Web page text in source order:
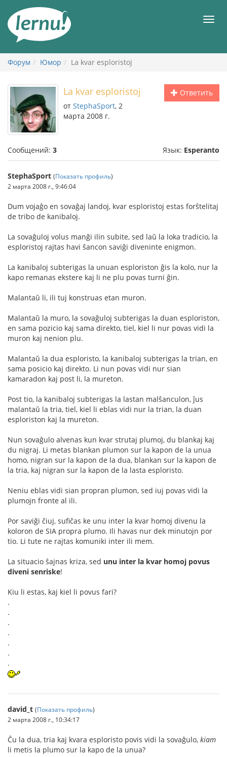
содержанию
Форум Юмор La kvar esploristoj
Ответить
La kvar esploristoj
от StephaSport, 2
марта 2008 г.
Сообщений: 3 Язык: Esperanto
StephaSport (Показать профиль)
2 марта 2008 г., 9:46:04
Dum vojaĝo en sovaĝaj landoj, kvar esploristoj estas forŝtelitaj
de tribo de kanibaloj.
La sovaĝuloj volus manĝi ilin subite, sed laŭ la loka tradicio, la
esploristoj rajtas havi ŝancon saviĝi diveninte enigmon.
La kanibaloj subterigas la unuan esploriston ĝis la kolo, nur la
kapo remanas ekstere kaj li ne plu povas turni ĝin.
Malantaŭ li, ili tuj konstruas etan muron.
Malantaŭ la muro, la sovaĝuloj subterigas la duan esploriston,
en sama pozicio kaj sama direkto, tiel, kiel li nur povas vidi la
muron kaj nenion plu.
Malantaŭ la dua esploristo, la kanibaloj subterigas la trian, en
sama posicio kaj direkto. Li nun povas vidi nur sian
kamaradon kaj post li, la mureton.
Post tio, la kanibaloj subterigas la lastan malŝanculon, ĵus
malantaŭ la tria, tiel, kiel li eblas vidi nur la trian, la duan
esploriston kaj la mureton.
Nun sovaĝulo alvenas kun kvar strutaj plumoj, du blankaj kaj
du nigraj. Li metas blankan plumon sur la kapon de la unua
homo, nigran sur la kapon de la dua, blankan sur la kapon de
la tria, kaj nigran sur la kapon de la lasta esploristo.
Neniu eblas vidi sian propran plumon, sed iuj povas vidi la
plumojn fronte al ili.
Por saviĝi ĉiuj, sufiĉas ke unu inter la kvar homoj divenu la
koloron de SIA propra plumo. Ili havas nur dek minutojn por
tio. Li tute ne rajtas komuniki inter ili mem.
La situacio ŝajnas kriza, sed unu inter la kvar homoj povus
diveni senriske!
Kiu li estas, kaj kiel li povus fari?
.
.
.
.
.
.
.
david_t (Показать профиль)
2 марта 2008 г., 10:34:17
Ĉu la dua, tria kaj kvara esploristo povis vidi la sovaĝulo, kiam
li metis la plumo sur la kapo de la unua?